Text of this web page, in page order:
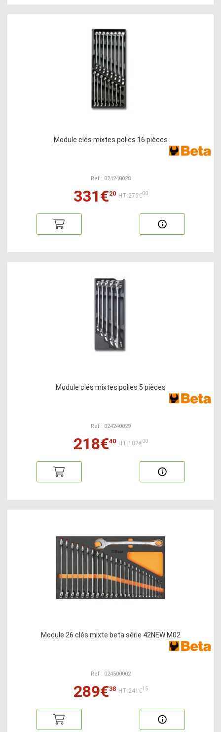
Module clés mixtes polies 16 pièces
Ref : 024240028
331€20 HT:276€00
Module clés mixtes polies 5 pièces
Ref : 024240029
218€40 HT:182€00
Module 26 clés mixte beta série 42NEW M02
Ref : 024500002
289€38 HT:241€15